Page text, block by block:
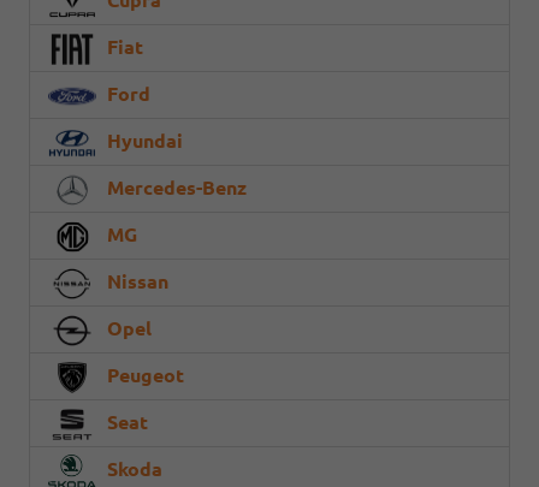
Fiat
Ford
Hyundai
Mercedes-Benz
MG
Nissan
Opel
Peugeot
Seat
Skoda